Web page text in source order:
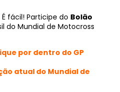
fácil! Participe do Bolão
do Mundial de Motocross
por dentro do GP
atual do Mundial de